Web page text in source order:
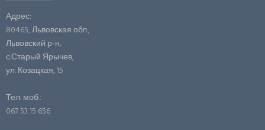
Адрес:
80465, Львовская обл.,
Львовский р-н,
с.Старый Ярычев,
ул. Козацкая, 15
Тел. моб.:
067 53 15 656